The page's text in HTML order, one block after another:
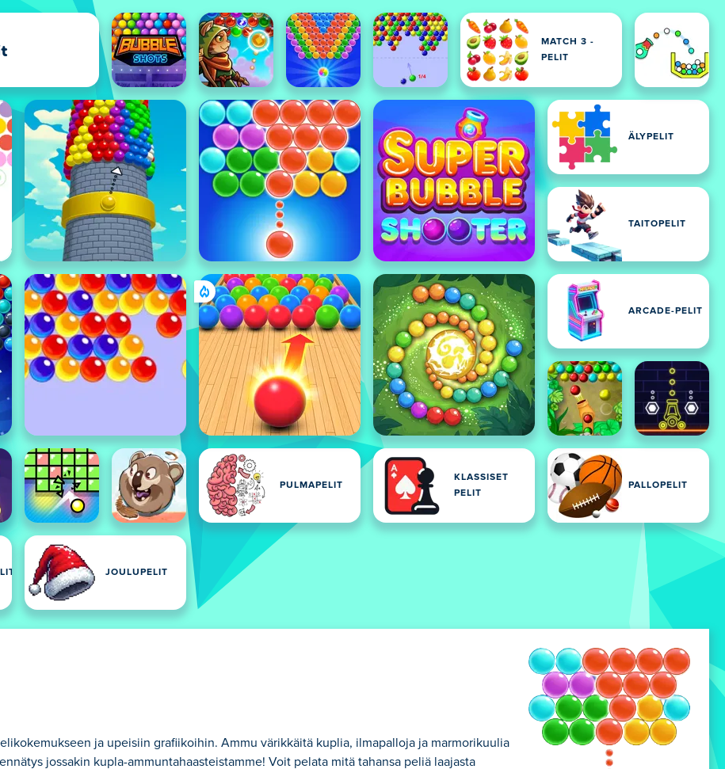
MATCH 3 -
PELIT
ÄLYPELIT
TAITOPELIT
ARCADE-PELIT
PULMAPELIT
KLASSISET
PELIT
PALLOPELIT
JOULUPELIT
ja upeisiin grafiikoihin. Ammu värikkäitä kuplia, ilmapalloja ja marmorikuulia
jossakin kupla-ammuntahaasteistamme! Voit pelata mitä tahansa peliä laajasta